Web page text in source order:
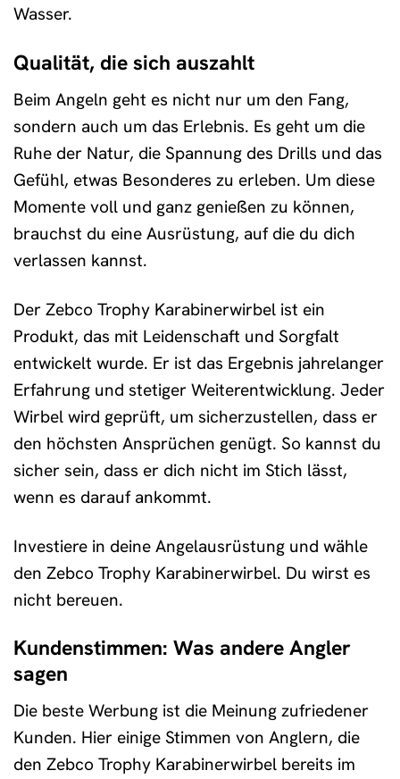
Wasser.
Qualität, die sich auszahlt
Beim Angeln geht es nicht nur um den Fang,
sondern auch um das Erlebnis. Es geht um die
Ruhe der Natur, die Spannung des Drills und das
Gefühl, etwas Besonderes zu erleben. Um diese
Momente voll und ganz genießen zu können,
brauchst du eine Ausrüstung, auf die du dich
verlassen kannst.
Der Zebco Trophy Karabinerwirbel ist ein
Produkt, das mit Leidenschaft und Sorgfalt
entwickelt wurde. Er ist das Ergebnis jahrelanger
Erfahrung und stetiger Weiterentwicklung. Jeder
Wirbel wird geprüft, um sicherzustellen, dass er
den höchsten Ansprüchen genügt. So kannst du
sicher sein, dass er dich nicht im Stich lässt,
wenn es darauf ankommt.
Investiere in deine Angelausrüstung und wähle
den Zebco Trophy Karabinerwirbel. Du wirst es
nicht bereuen.
Kundenstimmen: Was andere Angler
sagen
Die beste Werbung ist die Meinung zufriedener
Kunden. Hier einige Stimmen von Anglern, die
den Zebco Trophy Karabinerwirbel bereits im